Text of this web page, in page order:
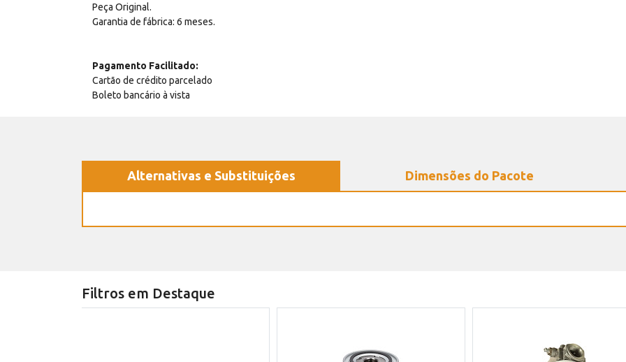
Peça Original.
Garantia de fábrica: 6 meses.
Pagamento Facilitado:
Cartão de crédito parcelado
Boleto bancário à vista
Alternativas e Substituições Dimensões do Pacote
Filtros em Destaque